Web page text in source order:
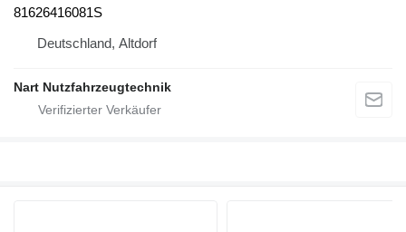
81626416081S
Deutschland, Altdorf
Nart Nutzfahrzeugtechnik